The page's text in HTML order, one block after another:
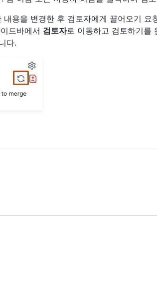
용을 변경한 후 검토자에게 끌어오기 요
드바에서 검토자로 이동하고 검토하기를
다.